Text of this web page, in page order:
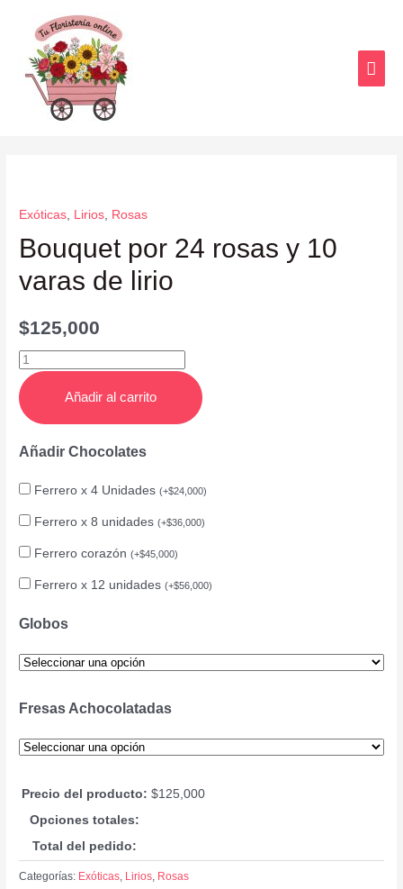
Exóticas Lirios Rosas
Bouquet por 24 rosas y 10
varas de lirio
$125,000
Añadir al carrito
Añadir Chocolates
Ferrero x 4 Unidades(+$24,000)
Ferrero x 8 unidades(+$36,000)
Ferrero corazón(+$45,000)
Ferrero x 12 unidades(+$56,000)
Globos
Fresas Achocolatadas
Precio del producto: $125,000
Opciones totales:
Total del pedido:
Categorías: Exóticas, Lirios, Rosas